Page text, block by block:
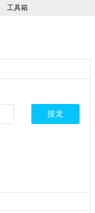
工具箱